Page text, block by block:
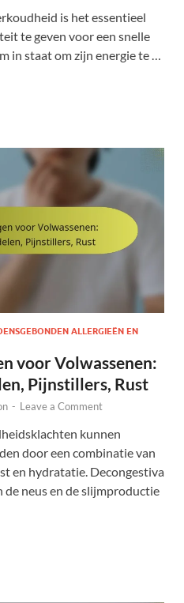
is het essentieel
te geven voor een snelle
in staat om zijn energie te …
ALLERGIEËN EN
voor Volwassenen:
Pijnstillers, Rust
- Leave a Comment
kunnen
door een combinatie van
en hydratatie. Decongestiva
neus en de slijmproductie